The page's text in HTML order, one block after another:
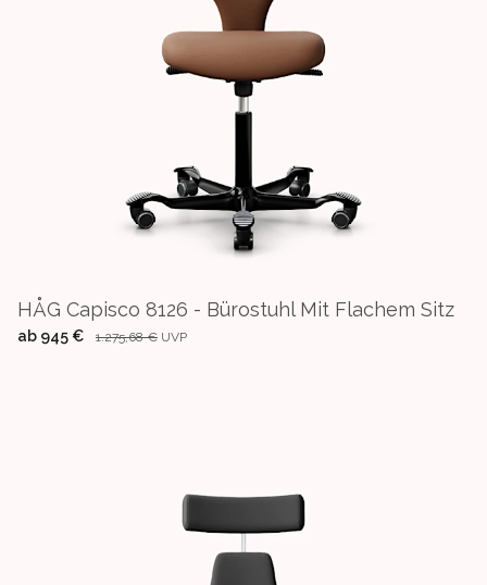
HÅG Capisco 8126 - Bürostuhl Mit Flachem Sitz
ab 945 € 1.275,68 € UVP